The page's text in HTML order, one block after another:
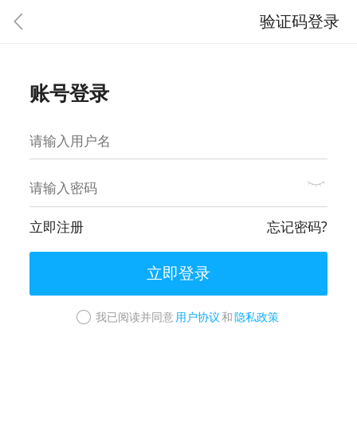
验证码登录
账号登录
立即注册 忘记密码?
立即登录
我已阅读并同意用户协议和隐私政策